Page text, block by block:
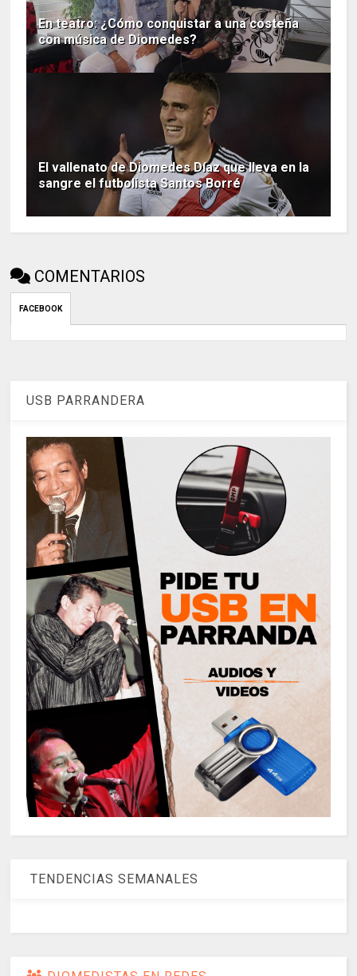
En teatro: ¿Cómo conquistar a una costeña
con música de Diomedes?
El vallenato de Diomedes Díaz que lleva en la
sangre el futbolista Santos Borré
COMENTARIOS
FACEBOOK
USB PARRANDERA
TENDENCIAS SEMANALES